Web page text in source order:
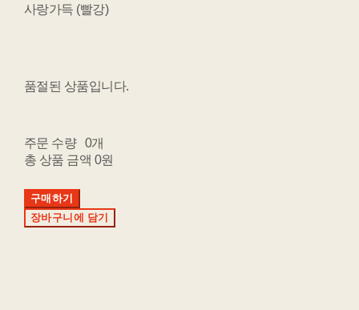
사랑가득 (빨강)
품절된 상품입니다.
주문 수량
0개
총 상품 금액 0원
구매하기
장바구니에 담기